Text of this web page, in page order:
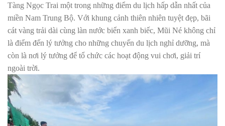
Tàng Ngọc Trai một trong những điểm du lịch hấp dẫn nhất của
miền Nam Trung Bộ. Với khung cảnh thiên nhiên tuyệt đẹp, bãi
cát vàng trải dài cùng làn nước biển xanh biếc, Mũi Né không chỉ
là điểm đến lý tưởng cho những chuyến du lịch nghỉ dưỡng, mà
còn là nơi lý tưởng để tổ chức các hoạt động vui chơi, giải trí
ngoài trời.